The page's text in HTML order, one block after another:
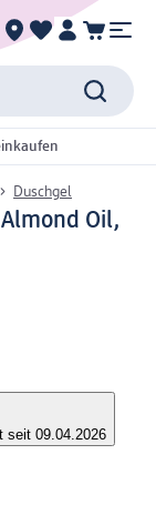
Duschgel
Oil,
seit 09.04.2026